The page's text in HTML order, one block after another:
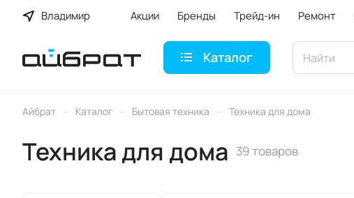
Владимир Акции Бренды Трейд-ин Ремонт
Каталог
Айбрат – Каталог – Бытовая техника – Техника для дома
Техника для дома 39 товаров